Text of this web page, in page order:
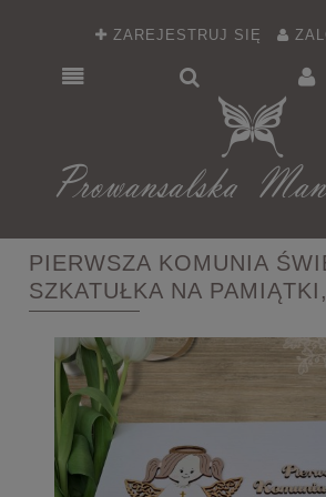
ZAREJESTRUJ SIĘ
PIERWSZA KOMUNIA
SZKATUŁKA NA